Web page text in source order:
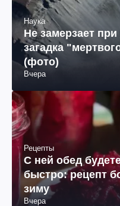
Наука
Не замерзает
загадка
(фото)
Вчера
Рецепты
С ней обед
быстро: рецепт
зиму
Вчера